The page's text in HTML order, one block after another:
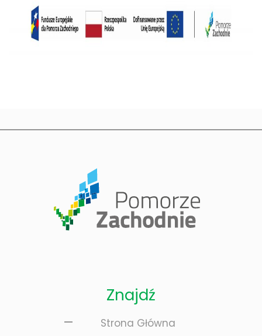
Znajdź
Strona Główna